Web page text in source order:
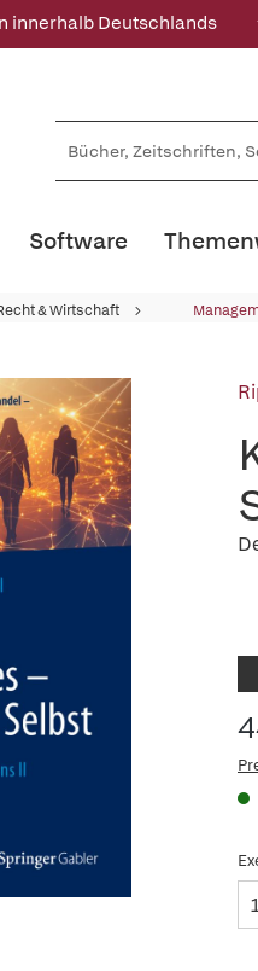
innerhalb Deutschlands
Software
& Wirtschaft